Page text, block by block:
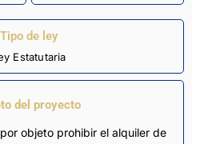
Tipo de ley
Estatutaria
del proyecto
objeto prohibir el alquiler de